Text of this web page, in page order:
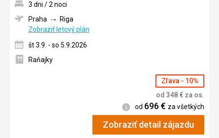
3 dni / 2 noci
Praha
Riga
Zobraziť letový plán
št 3.9. - so 5.9.2026
Raňajky
Zľava - 10%
od 348€ za os.
Informácie
od 696€ za všetkých
Zobraziť detail zájazdu